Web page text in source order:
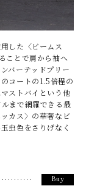
した〈ビームス
ことで肩から袖へ
バーテッドプリー
コートの1.5倍程の
ストバイという他
まで網羅できる最
カス〉の華奢なビ
虫色をさりげなく
Buy